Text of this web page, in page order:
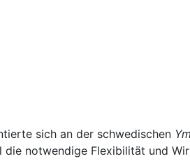
sich an der schwedischen
die notwendige Flexibilität und